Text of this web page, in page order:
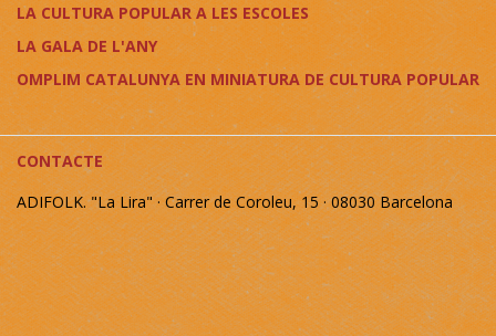
LA CULTURA POPULAR A LES ESCOLES
LA GALA DE L'ANY
OMPLIM CATALUNYA EN MINIATURA DE CULTURA POPULAR
CONTACTE
ADIFOLK. "La Lira" · Carrer de Coroleu, 15 · 08030 Barcelona